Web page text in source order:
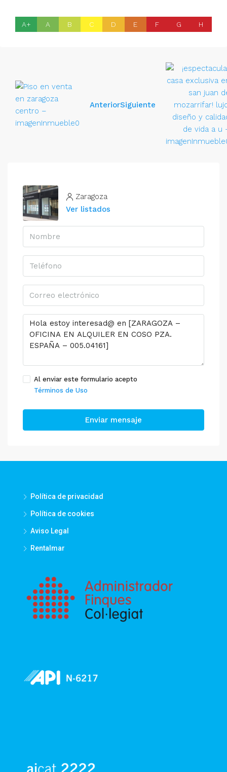
A+ A B C D E F G H
AnteriorSiguiente
Zaragoza
Ver listados
Al enviar este formulario acepto
Términos de Uso
Enviar mensaje
Política de privacidad
Política de cookies
Aviso Legal
Rentalmar